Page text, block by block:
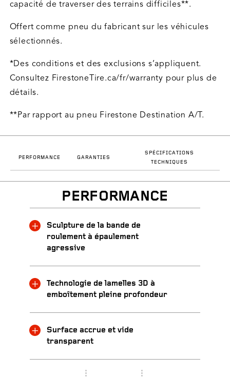
capacité de traverser des terrains difficiles**.
Offert comme pneu du fabricant sur les véhicules
sélectionnés.
*Des conditions et des exclusions s’appliquent.
Consultez FirestoneTire.ca/fr/warranty pour plus de
détails.
**Par rapport au pneu Firestone Destination A/T.
PERFORMANCE GARANTIES
SPÉCIFICATIONS
TECHNIQUES
PERFORMANCE
Sculpture de la bande de
roulement à épaulement
agressive
Technologie de lamelles 3D à
emboîtement pleine profondeur
Surface accrue et vide
transparent